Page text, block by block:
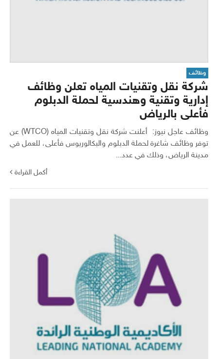
وظائف
شركة نقل وتقنيات المياه تعلن وظائف
إدارية وتقنية وهندسية لحملة الدبلوم
فأعلى بالرياض
وظائف عاجل نيوز: أعلنت شركة نقل وتقنيات المياه (WTCO) عن
توفر وظائف شاغرة لحملة الدبلوم والبكالوريوس فأعلى، للعمل في
مدينة الرياض، وذلك في عدد...
أكمل القراءة